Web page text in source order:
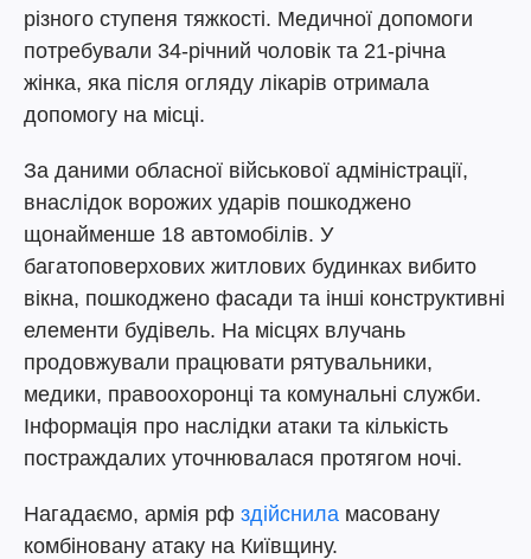
різного ступеня тяжкості. Медичної допомоги
потребували 34-річний чоловік та 21-річна
жінка, яка після огляду лікарів отримала
допомогу на місці.
За даними обласної військової адміністрації,
внаслідок ворожих ударів пошкоджено
щонайменше 18 автомобілів. У
багатоповерхових житлових будинках вибито
вікна, пошкоджено фасади та інші конструктивні
елементи будівель. На місцях влучань
продовжували працювати рятувальники,
медики, правоохоронці та комунальні служби.
Інформація про наслідки атаки та кількість
постраждалих уточнювалася протягом ночі.
Нагадаємо, армія рф здійснила масовану
комбіновану атаку на Київщину.